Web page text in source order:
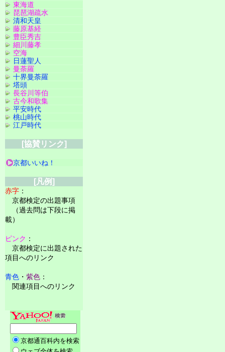
東海道
琵琶湖疏水
清和天皇
藤原基経
豊臣秀吉
細川藤孝
空海
日蓮聖人
曼荼羅
十界曼荼羅
塔頭
長谷川等伯
古今和歌集
平安時代
桃山時代
江戸時代
[協賛リンク]
京都いいね！
[凡例]
赤字 ：
京都検定の出題事項
（過去問は下段に掲
載）
ピンク ：
京都検定に出題された
項目へのリンク
青色 ・ 紫色 ：
関連項目へのリンク